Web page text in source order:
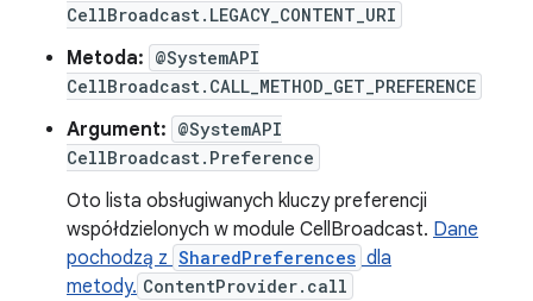
CellBroadcast.LEGACY_CONTENT_URI
Metoda: @SystemAPI
CellBroadcast.CALL_METHOD_GET_PREFERENCE
Argument: @SystemAPI
CellBroadcast.Preference
Oto lista obsługiwanych kluczy preferencji
współdzielonych w module CellBroadcast. Dane
pochodzą z SharedPreferences dla
metody. ContentProvider.call